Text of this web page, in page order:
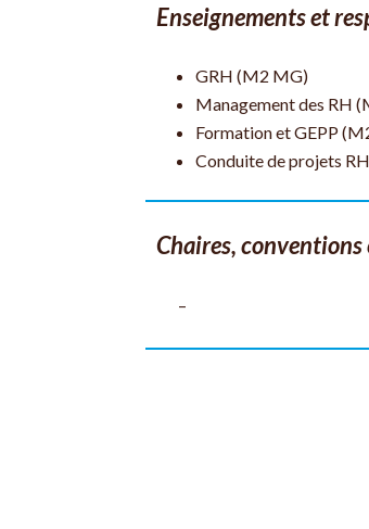
Enseignements et
GRH (M2 MG)
Management des RH
Formation et GEPP
Conduite de projets
Chaires,
–